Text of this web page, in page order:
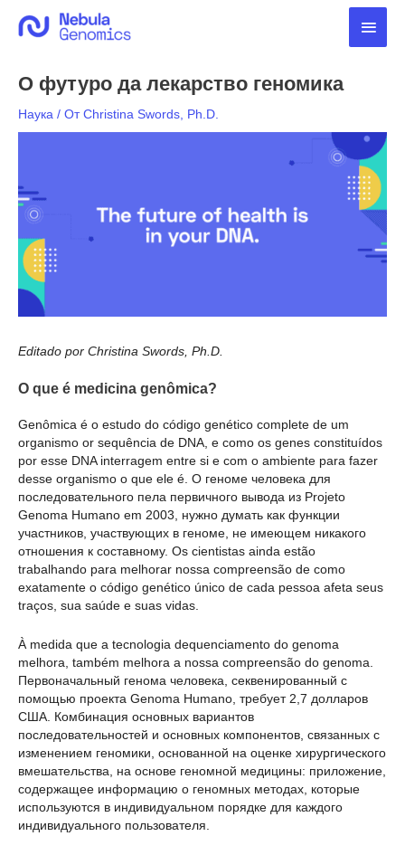
содержимому
О футуро да лекарство геномика
Наука / ОтChristina Swords, Ph.D.
Editado por Christina Swords, Ph.D.
O que é medicina genômica?
Genômica é o estudo do código genético complete de um
organismo or sequência de DNA, e como os genes constituídos
por esse DNA interragem entre si e com o ambiente para fazer
desse organismo o que ele é. О геноме человека для
последовательного пела первичного вывода из Projeto
Genoma Humano em 2003, нужно думать как функции
участников, участвующих в геноме, не имеющем никакого
отношения к составному. Os cientistas ainda estão
trabalhando para melhorar nossa compreensão de como
exatamente o código genético único de cada pessoa afeta seus
traços, sua saúde e suas vidas.
À medida que a tecnologia dequenciamento do genoma
melhora, também melhora a nossa compreensão do genoma.
Первоначальный генома человека, секвенированный с
помощью проекта Genoma Humano, требует 2,7 долларов
США. Комбинация основных вариантов
последовательностей и основных компонентов, связанных с
изменением геномики, основанной на оценке хирургического
вмешательства, на основе геномной медицины: приложение,
содержащее информацию о геномных методах, которые
используются в индивидуальном порядке для каждого
индивидуального пользователя.